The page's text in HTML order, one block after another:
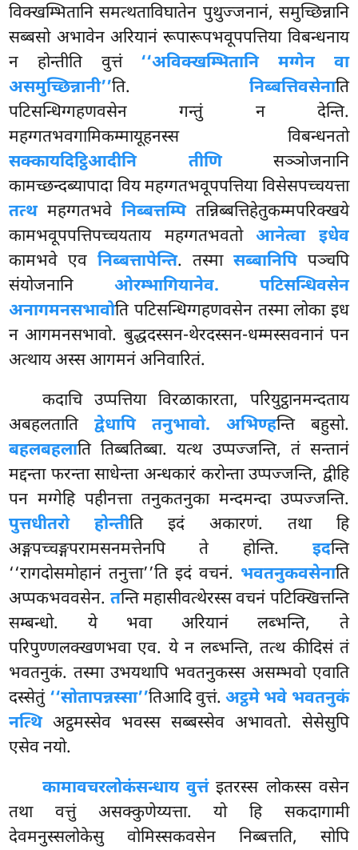
विक्खम्भितानि समत्थताविघातेन पुथुज्जनानं, समुच्छिन्नानि
सब्बसो अभावेन अरियानं रूपारूपभवूपपत्तिया विबन्धनाय
न होन्तीति वुत्तं ‘‘अविक्खम्भितानि मग्गेन वा
असमुच्छिन्नानी’’ति. निब्बत्तिवसेनाति
पटिसन्धिग्गहणवसेन गन्तुं न देन्ति.
महग्गतभवगामिकम्मायूहनस्स विबन्धनतो
सक्कायदिट्ठिआदीनि तीणिसञ्ञोजनानि
कामच्छन्दब्यापादा विय महग्गतभवूपपत्तिया विसेसपच्चयत्ता
तत्थमहग्गतभवे निब्बत्तम्पितन्निब्बत्तिहेतुकम्मपरिक्खये
कामभवूपपत्तिपच्चयताय महग्गतभवतोआनेत्वा इधेव
कामभवे एवनिब्बत्तापेन्ति. तस्मा सब्बानिपिपञ्चपि
संयोजनानि ओरम्भागियानेव. पटिसन्धिवसेन
अनागमनसभावोति पटिसन्धिग्गहणवसेन तस्मा लोका इध
न आगमनसभावो. बुद्धदस्सन-थेरदस्सन-धम्मस्सवनानं पन
अत्थाय अस्स आगमनं अनिवारितं.
कदाचि उप्पत्तिया विरळाकारता, परियुट्ठानमन्दताय
अबहलतातिद्वेधापि तनुभावो. अभिण्हन्ति बहुसो.
बहलबहलाति तिब्बतिब्बा. यत्थ उप्पज्जन्ति, तं सन्तानं
मद्दन्ता फरन्ता साधेन्ता अन्धकारं करोन्ता उप्पज्जन्ति, द्वीहि
पन मग्गेहि पहीनत्ता तनुकतनुका मन्दमन्दा उप्पज्जन्ति.
पुत्तधीतरो होन्तीति इदं अकारणं. तथा हि
अङ्गपच्चङ्गपरामसनमत्तेनपि ते होन्ति. इदन्ति
‘‘रागदोसमोहानं तनुत्ता’’ति इदं वचनं. भवतनुकवसेनाति
अप्पकभववसेन. तन्ति महासीवत्थेरस्स वचनं पटिक्खित्तन्ति
सम्बन्धो. ये भवा अरियानं लब्भन्ति, ते
परिपुण्णलक्खणभवा एव. ये न लब्भन्ति, तत्थ कीदिसं तं
भवतनुकं. तस्मा उभयथापि भवतनुकस्स असम्भवो एवाति
दस्सेतुं ‘‘सोतापन्नस्सा’’तिआदि वुत्तं.अट्ठमे भवे भवतनुकं
नत्थिअट्ठमस्सेव भवस्स सब्बस्सेव अभावतो. सेसेसुपि
एसेव नयो.
कामावचरलोकंसन्धाय वुत्तंइतरस्स लोकस्स वसेन
तथा वत्तुं असक्कुणेय्यत्ता. यो हि सकदागामी
देवमनुस्सलोकेसु वोमिस्सकवसेन निब्बत्तति, सोपि